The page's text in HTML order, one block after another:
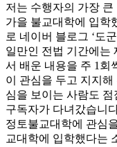
저는 수행자의 가장 큰
가을 불교대학에 입학
로 네이버 블로그 ‘도
일만인 전법 기간에는
서 배운 내용을 주 1회
이 관심을 두고 지지
심을 보이는 사람도
구독자가 다녀갔습니
정토불교대학에 관심
교대학에 입학했다는